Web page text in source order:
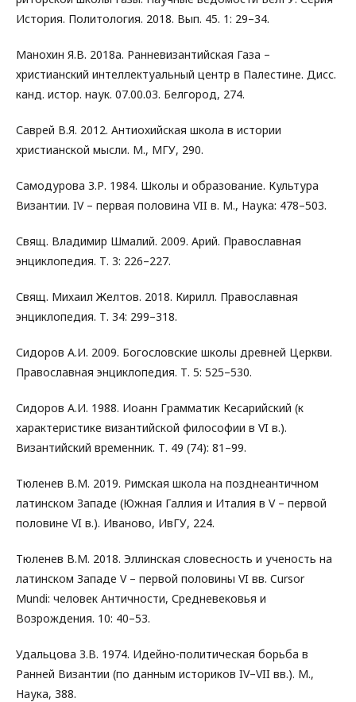
История. Политология. 2018. Вып. 45. 1: 29–34.
Манохин Я.В. 2018а. Ранневизантийская Газа –
христианский интеллектуальный центр в Палестине. Дисс.
канд. истор. наук. 07.00.03. Белгород, 274.
Саврей В.Я. 2012. Антиохийская школа в истории
христианской мысли. М., МГУ, 290.
Самодурова З.Р. 1984. Школы и образование. Культура
Византии. IV – первая половина VII в. М., Наука: 478–503.
Свящ. Владимир Шмалий. 2009. Арий. Православная
энциклопедия. Т. 3: 226–227.
Свящ. Михаил Желтов. 2018. Кирилл. Православная
энциклопедия. Т. 34: 299–318.
Сидоров А.И. 2009. Богословские школы древней Церкви.
Православная энциклопедия. Т. 5: 525–530.
Сидоров А.И. 1988. Иоанн Грамматик Кесарийский (к
характеристике византийской философии в VI в.).
Византийский временник. Т. 49 (74): 81–99.
Тюленев В.М. 2019. Римская школа на позднеантичном
латинском Западе (Южная Галлия и Италия в V – первой
половине VI в.). Иваново, ИвГУ, 224.
Тюленев В.М. 2018. Эллинская словесность и ученость на
латинском Западе V – первой половины VI вв. Cursor
Mundi: человек Античности, Средневековья и
Возрождения. 10: 40–53.
Удальцова З.В. 1974. Идейно-политическая борьба в
Ранней Византии (по данным историков IV–VII вв.). М.,
Наука, 388.